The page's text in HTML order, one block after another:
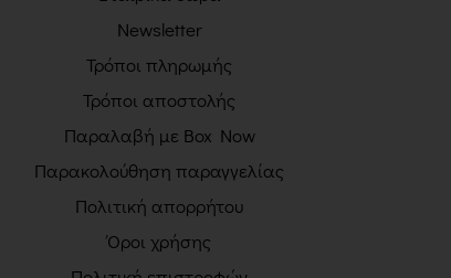
Newsletter
Τρόποι πληρωμής
Τρόποι αποστολής
Παραλαβή με Box Now
Παρακολούθηση παραγγελίας
Πολιτική απορρήτου
Όροι χρήσης